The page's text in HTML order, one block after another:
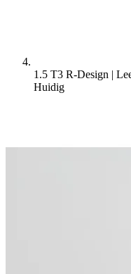
1.5 T3 R-Design |
Huidig